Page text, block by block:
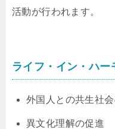
活動が行われます。
ライフ・イン・ハ
外国人との共生社
異文化理解の促進